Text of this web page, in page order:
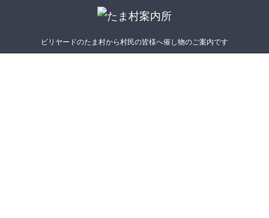
ビリヤードのたま村から村民の皆様へ催し物のご案内です